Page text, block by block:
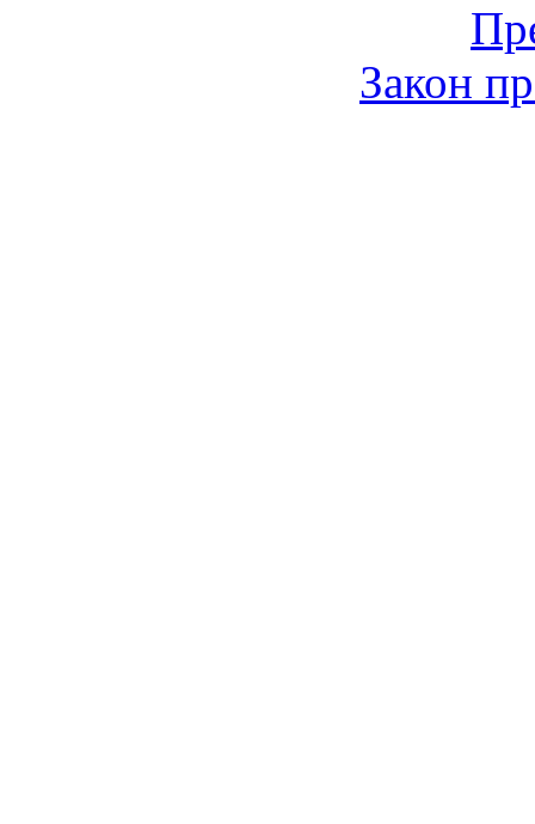
Закон